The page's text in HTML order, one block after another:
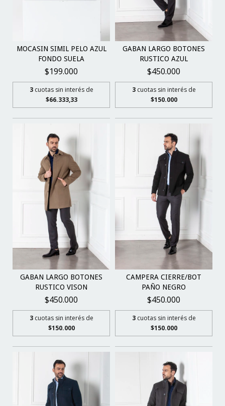
MOCASIN SIMIL PELO AZUL
FONDO SUELA
$199.000
3 cuotas sin interés de
$66.333,33
GABAN LARGO BOTONES
RUSTICO AZUL
$450.000
3 cuotas sin interés de
$150.000
GABAN LARGO BOTONES
RUSTICO VISON
$450.000
3 cuotas sin interés de
$150.000
CAMPERA CIERRE/BOT
PAÑO NEGRO
$450.000
3 cuotas sin interés de
$150.000